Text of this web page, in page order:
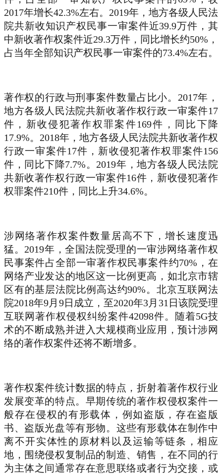
2017年增长42.3%左右。2019年，地方各级人民法
院共新收知识产权民事一审案件近39.9万件，其
中新收著作权案件近29.3万件，同比增长约50%，
占当年全部知识产权民事一审案件的73.4%左右。
著作权的行政与刑事案件数量占比小。2017年，
地方各级人民法院共新收著作权行政一审案件17
件，新收侵犯著作权罪案件169件，同比下降
17.9%。2018年，地方各级人民法院共新收著作权
行政一审案件17件，新收侵犯著作权罪案件156
件，同比下降7.7%。2019年，地方各级人民法院
共新收著作权行政一审案件16件，新收侵犯著作
权罪案件210件，同比上升34.6%。
涉网络著作权案件数量居高不下，增长速度迅
猛。2019年，全国法院受理的一审涉网络著作权
民事案件占全部一审著作权民事案件约70%，在
网络产业发达的地区这一比例更高，如北京市辖
区有的基层法院比例高达约90%。北京互联网法
院2018年9月9日成立，至2020年3月31日该院受理
互联网著作权侵权纠纷案件42098件。随着5G技
术的不断成熟并进入大规模商业应用，预计涉网
络的著作权案件还将不断增多。
著作权案件统计数据的特点，折射着著作权行业
发展变革的特点。早期传统的著作权侵权案件一
般存在侵权的有形载体，例如盗版，存在盗版
书、盗版光盘等有形物。这些有形载体在制作中
离不开实体性的原材料以及运输等链条，相应
地，围绕侵权复制品的制造、销售，在不同的行
为主体之间通常存在意思联络或者行为交接，或